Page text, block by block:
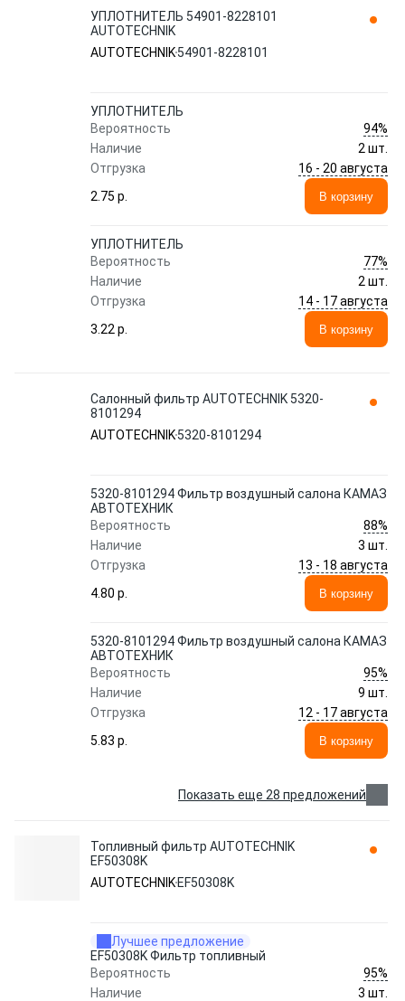
УПЛОТНИТЕЛЬ 54901-8228101
AUTOTECHNIK
AUTOTECHNIK54901-8228101
УПЛОТНИТЕЛЬ
Вероятность
94%
Наличие
2 шт.
Отгрузка
16 - 20 августа
2.75 p.
В корзину
УПЛОТНИТЕЛЬ
Вероятность
77%
Наличие
2 шт.
Отгрузка
14 - 17 августа
3.22 p.
В корзину
Салонный фильтр AUTOTECHNIK 5320-
8101294
AUTOTECHNIK5320-8101294
5320-8101294 Фильтр воздушный салона КАМАЗ
АВТОТЕХНИК
Вероятность
88%
Наличие
3 шт.
Отгрузка
13 - 18 августа
4.80 p.
В корзину
5320-8101294 Фильтр воздушный салона КАМАЗ
АВТОТЕХНИК
Вероятность
95%
Наличие
9 шт.
Отгрузка
12 - 17 августа
5.83 p.
В корзину
Показать еще 28 предложений
Топливный фильтр AUTOTECHNIK
EF50308K
AUTOTECHNIK EF50308K
Лучшее предложение
EF50308K Фильтр топливный
Вероятность
95%
Наличие
3 шт.